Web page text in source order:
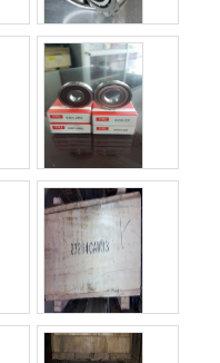
Vòng bi 22220
Mã SP: Bi22220
Thông số kỹ thuật
Xem chi tiết
Vòng bi 6301-2RS
FBJ
Mã SP: Bi6301
Thông số kỹ thuật
Xem chi tiết
Vòng bi 23264
Mã SP: dyzv